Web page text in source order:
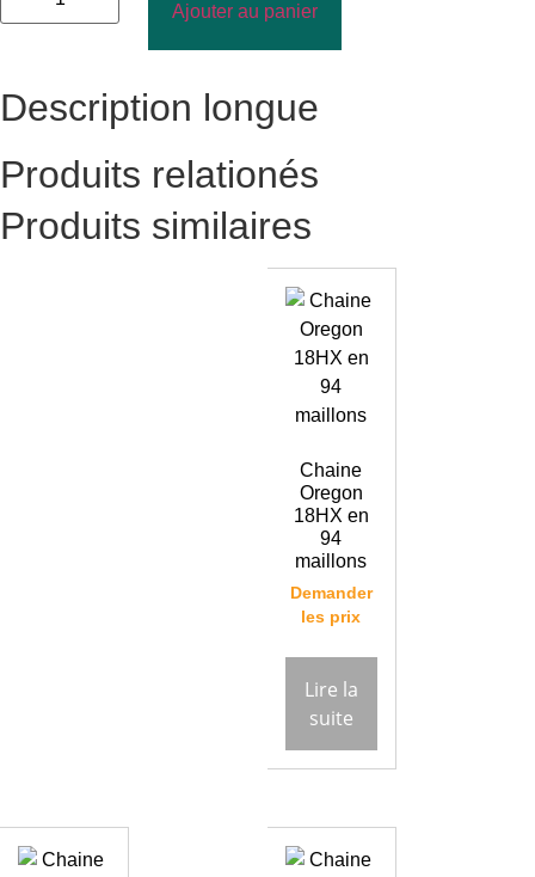
Ajouter au panier
Description longue
Produits relationés
Produits similaires
Chaine
Oregon
18HX en
94
maillons
Demander
les prix
Lire la
suite